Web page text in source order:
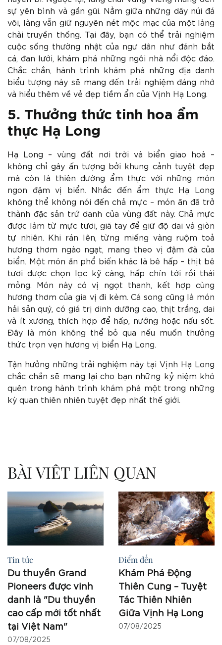
sự yên bình và gần gũi. Nằm giữa những dãy núi đá
vôi, làng vẫn giữ nguyên nét mộc mạc của một làng
chài truyền thống. Tại đây, bạn có thể trải nghiệm
cuộc sống thường nhật của ngư dân như đánh bắt
cá, đan lưới, khám phá những ngôi nhà nổi độc đáo.
Chắc chắn, hành trình khám phá những địa danh
biểu tượng này sẽ mang đến trải nghiệm đáng nhớ
và hiểu thêm về vẻ đẹp tiềm ẩn của Vịnh Hạ Long.
5. Thưởng thức tinh hoa ẩm
thực Hạ Long
Hạ Long – vùng đất nơi trời và biển giao hoà –
không chỉ gây ấn tượng bởi khung cảnh tuyệt đẹp
mà còn là thiên đường ẩm thực với những món
ngon đậm vị biển. Nhắc đến ẩm thực Hạ Long
không thể không nói đến chả mực – món ăn đã trở
thành đặc sản trứ danh của vùng đất này. Chả mực
được làm từ mực tươi, giã tay để giữ độ dai và giòn
tự nhiên. Khi rán lên, từng miếng vàng ruộm toả
hương thơm ngào ngạt, mang theo vị đậm đà của
biển. Một món ăn phổ biến khác là bê hấp – thịt bê
tươi được chọn lọc kỹ càng, hấp chín tới rồi thái
mỏng. Món này có vị ngọt thanh, kết hợp cùng
hương thơm của gia vị đi kèm. Cá song cũng là món
hải sản quý, có giá trị dinh dưỡng cao, thịt trắng, dai
và ít xương, thích hợp để hấp, nướng hoặc nấu sốt.
Đây là món không thể bỏ qua nếu muốn thưởng
thức trọn vẹn hương vị biển Hạ Long.
Tận hưởng những trải nghiệm này tại Vịnh Hạ Long
chắc chắn sẽ mang lại cho bạn những kỷ niệm khó
quên trong hành trình khám phá một trong những
kỳ quan thiên nhiên tuyệt đẹp nhất thế giới.
BÀI VIẾT LIÊN QUAN
Tin tức
Du thuyền Grand
Pioneers được vinh
danh là "Du thuyền
cao cấp mới tốt nhất
tại Việt Nam"
07/08/2025
Điểm đến
Khám Phá Động
Thiên Cung – Tuyệt
Tác Thiên Nhiên
Giữa Vịnh Hạ Long
07/08/2025